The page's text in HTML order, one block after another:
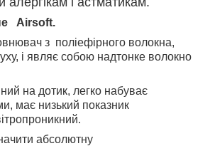
Airsoft.
з поліефірного волокна,
і являє собою надтонке волокно
на дотик, легко набуває
має низький показник
абсолютну